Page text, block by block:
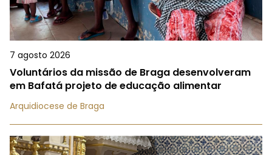
7 agosto 2026
Voluntários da missão de Braga desenvolveram
em Bafatá projeto de educação alimentar
Arquidiocese de Braga